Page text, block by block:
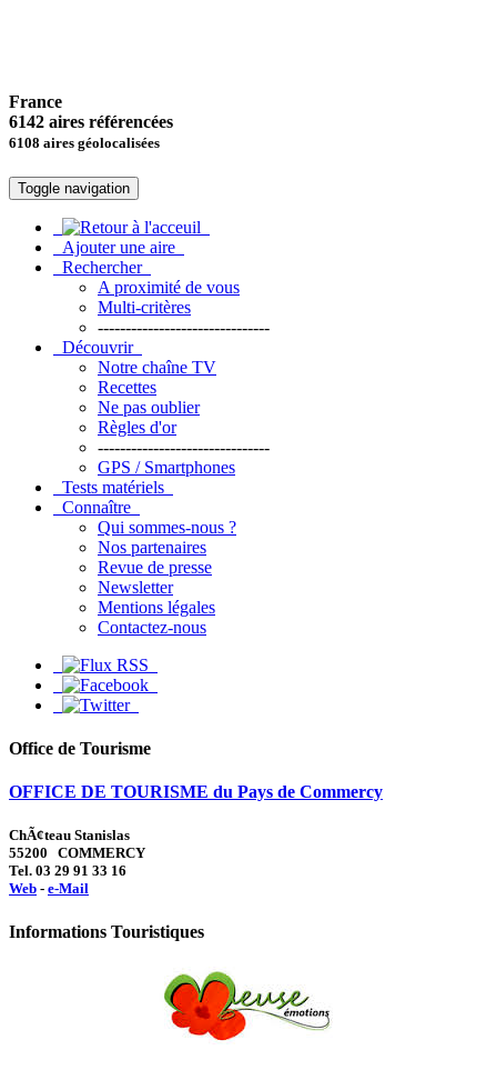
France
6142 aires référencées
6108 aires géolocalisées
Toggle navigation
Ajouter une aire
Rechercher
A proximité de vous
Multi-critères
-------------------------------
Découvrir
Notre chaîne TV
Recettes
Ne pas oublier
Règles d'or
-------------------------------
GPS / Smartphones
Tests matériels
Connaître
Qui sommes-nous ?
Nos partenaires
Revue de presse
Newsletter
Mentions légales
Contactez-nous
Office de Tourisme
OFFICE DE TOURISME du Pays de Commercy
ChÃ¢teau Stanislas
55200 COMMERCY
Tel. 03 29 91 33 16
Web - e-Mail
Informations Touristiques